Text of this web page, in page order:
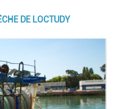
DE LOCTUDY